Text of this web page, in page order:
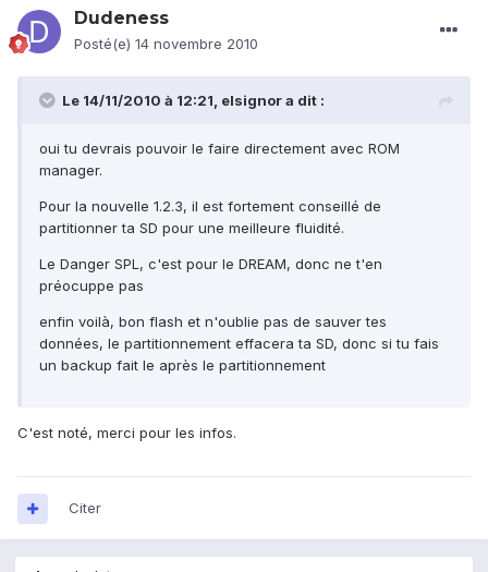
Dudeness
Posté(e) 14 novembre 2010
Le 14/11/2010 à 12:21, elsignor a dit :
oui tu devrais pouvoir le faire directement avec ROM
manager.
Pour la nouvelle 1.2.3, il est fortement conseillé de
partitionner ta SD pour une meilleure fluidité.
Le Danger SPL, c'est pour le DREAM, donc ne t'en
préocuppe pas
enfin voilà, bon flash et n'oublie pas de sauver tes
données, le partitionnement effacera ta SD, donc si tu fais
un backup fait le après le partitionnement
C'est noté, merci pour les infos.
Citer